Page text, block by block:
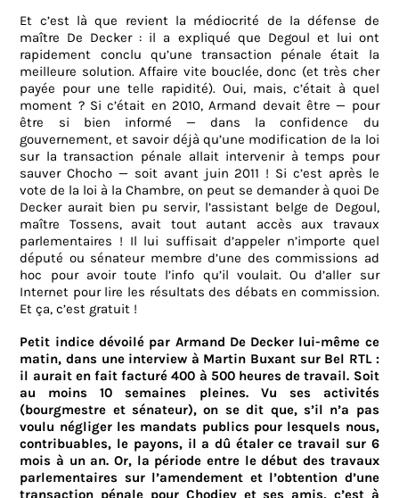
Et c’est là que revient la médiocrité de la défense de
maître De Decker : il a expliqué que Degoul et lui ont
rapidement conclu qu’une transaction pénale était la
meilleure solution. Affaire vite bouclée, donc (et très cher
payée pour une telle rapidité). Oui, mais, c’était à quel
moment ? Si c’était en 2010, Armand devait être — pour
être si bien informé — dans la confidence du
gouvernement, et savoir déjà qu’une modification de la loi
sur la transaction pénale allait intervenir à temps pour
sauver Chocho — soit avant juin 2011 ! Si c’est après le
vote de la loi à la Chambre, on peut se demander à quoi De
Decker aurait bien pu servir, l’assistant belge de Degoul,
maître Tossens, avait tout autant accès aux travaux
parlementaires ! Il lui suffisait d’appeler n’importe quel
député ou sénateur membre d’une des commissions ad
hoc pour avoir toute l’info qu’il voulait. Ou d’aller sur
Internet pour lire les résultats des débats en commission.
Et ça, c’est gratuit !
Petit indice dévoilé par Armand De Decker lui-même ce
matin, dans une interview à Martin Buxant sur Bel RTL :
il aurait en fait facturé 400 à 500 heures de travail. Soit
au moins 10 semaines pleines. Vu ses activités
(bourgmestre et sénateur), on se dit que, s’il n’a pas
voulu négliger les mandats publics pour lesquels nous,
contribuables, le payons, il a dû étaler ce travail sur 6
mois à un an. Or, la période entre le début des travaux
parlementaires sur l’amendement et l’obtention d’une
transaction pénale pour Chodiev et ses amis, c’est à